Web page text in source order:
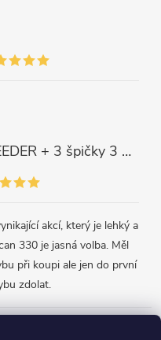
Delphin Prut LYCAN TeleFEEDER + 3 špičky 3 m, 80 g
akcí, který je lehký a
330 je jasná volba. Měl
při koupi ale jen do první
zdolat.